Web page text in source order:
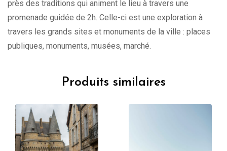
près des traditions qui animent le lieu à travers une
promenade guidée de 2h. Celle-ci est une exploration à
travers les grands sites et monuments de la ville : places
publiques, monuments, musées, marché.
Produits similaires